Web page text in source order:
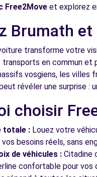
SUR-
Free2Move et explorez
Brumath
transforme votre
transports en commun et
vosgiens, les villes
révéler une surprise :
choisir
totale : Louez votre
besoins réels, sans
de véhicules : Citadine
confortable pour